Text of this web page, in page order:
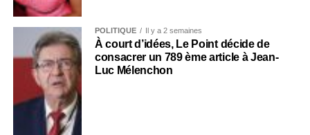
POLITIQUE Il y a 2 semaines
À court d’idées, Le Point décide de
consacrer un 789 ème article à Jean-
Luc Mélenchon